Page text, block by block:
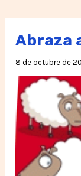
de
la
NoViolencia
Abraza
8 de octubre de